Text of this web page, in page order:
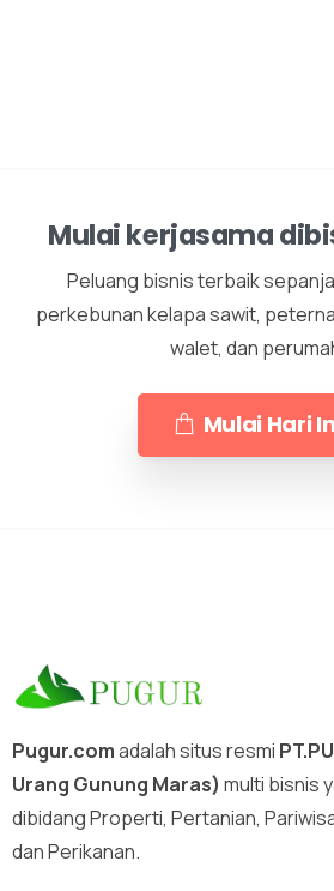
Mulai kerjasama
Peluang bisnis terbaik
perkebunan kelapa sawit,
walet, dan
Mulai Hari
Pugur.comadalah situs resmi
Urang Gunung Maras) multi bisnis
dibidang Properti, Pertanian,
dan Perikanan.